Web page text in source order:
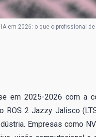
em 2026: o que o profissional
em 2025-2026 com a
ROS 2 Jazzy Jalisco
Empresas como